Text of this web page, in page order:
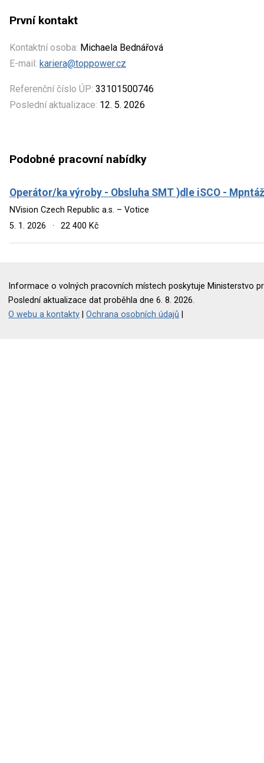
První kontakt
Kontaktní osoba: Michaela Bednářová
E-mail: kariera@toppower.cz
Referenční číslo ÚP: 33101500746
Poslední aktualizace: 12. 5. 2026
Podobné pracovní nabídky
Operátor/ka výroby - Obsluha SMT )dle iSCO -
NVision Czech Republic a.s. – Votice
5. 1. 2026
· 22 400 Kč
Informace o volných pracovních místech poskytuje Ministerstvo
Poslední aktualizace dat proběhla dne 6. 8. 2026.
O webu a kontakty |Ochrana osobních údajů